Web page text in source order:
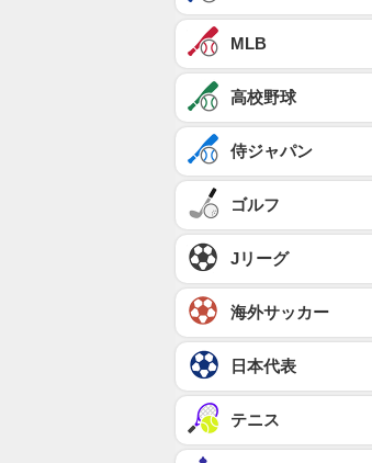
MLB
高校野球
侍ジャパン
ゴルフ
Jリーグ
海外サッカー
日本代表
テニス